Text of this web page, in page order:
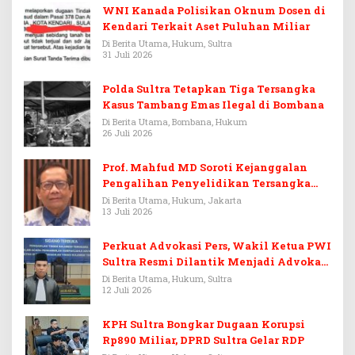
WNI Kanada Polisikan Oknum Dosen di
Kendari Terkait Aset Puluhan Miliar
Di Berita Utama, Hukum, Sultra
31 Juli 2026
Polda Sultra Tetapkan Tiga Tersangka
Kasus Tambang Emas Ilegal di Bombana
Di Berita Utama, Bombana, Hukum
26 Juli 2026
Prof. Mahfud MD Soroti Kejanggalan
Pengalihan Penyelidikan Tersangka
Febrie Adriansyah
Di Berita Utama, Hukum, Jakarta
13 Juli 2026
Perkuat Advokasi Pers, Wakil Ketua PWI
Sultra Resmi Dilantik Menjadi Advokat
PERADI
Di Berita Utama, Hukum, Sultra
12 Juli 2026
KPH Sultra Bongkar Dugaan Korupsi
Rp890 Miliar, DPRD Sultra Gelar RDP